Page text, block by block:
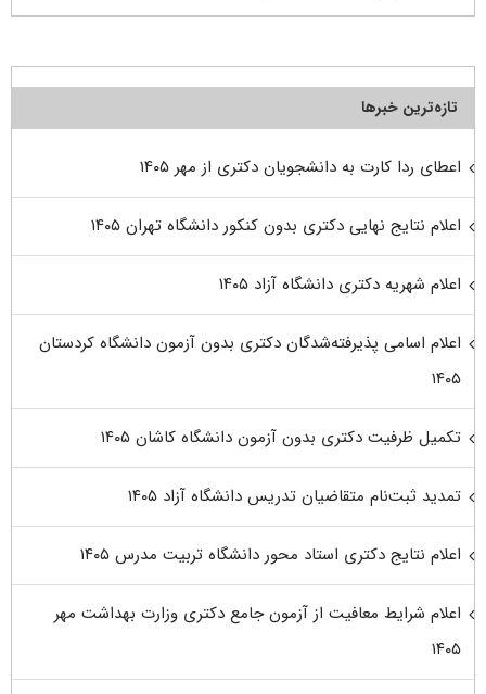
تازه‌ترین خبرها
اعطای ردا کارت به دانشجویان دکتری از مهر ۱۴۰۵
اعلام نتایج نهایی دکتری بدون کنکور دانشگاه تهران ۱۴۰۵
اعلام شهریه دکتری دانشگاه آزاد ۱۴۰۵
اعلام اسامی پذیرفته‌شدگان دکتری بدون آزمون دانشگاه کردستان
۱۴۰۵
تکمیل ظرفیت دکتری بدون آزمون دانشگاه کاشان ۱۴۰۵
تمدید ثبت‌نام متقاضیان تدریس دانشگاه آزاد ۱۴۰۵
اعلام نتایج دکتری استاد محور دانشگاه تربیت مدرس ۱۴۰۵
اعلام شرایط معافیت از آزمون جامع دکتری وزارت بهداشت مهر
۱۴۰۵